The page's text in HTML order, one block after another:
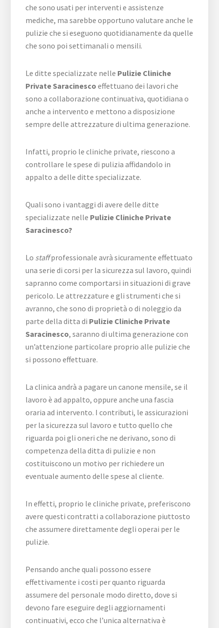
che sono usati per interventi e assistenze
mediche, ma sarebbe opportuno valutare anche le
pulizie che si eseguono quotidianamente da quelle
che sono poi settimanali o mensili.
Le ditte specializzate nelle Pulizie Cliniche
Private Saracinesco effettuano dei lavori che
sono a collaborazione continuativa, quotidiana o
anche a intervento e mettono a disposizione
sempre delle attrezzature di ultima generazione.
Infatti, proprio le cliniche private, riescono a
controllare le spese di pulizia affidandolo in
appalto a delle ditte specializzate.
Quali sono i vantaggi di avere delle ditte
specializzate nelle Pulizie Cliniche Private
Saracinesco?
Lo staffprofessionale avrà sicuramente effettuato
una serie di corsi per la sicurezza sul lavoro, quindi
sapranno come comportarsi in situazioni di grave
pericolo. Le attrezzature e gli strumenti che si
avranno, che sono di proprietà o di noleggio da
parte della ditta di Pulizie Cliniche Private
Saracinesco, saranno di ultima generazione con
un’attenzione particolare proprio alle pulizie che
si possono effettuare.
La clinica andrà a pagare un canone mensile, se il
lavoro è ad appalto, oppure anche una fascia
oraria ad intervento. I contributi, le assicurazioni
per la sicurezza sul lavoro e tutto quello che
riguarda poi gli oneri che ne derivano, sono di
competenza della ditta di pulizie e non
costituiscono un motivo per richiedere un
eventuale aumento delle spese al cliente.
In effetti, proprio le cliniche private, preferiscono
avere questi contratti a collaborazione piuttosto
che assumere direttamente degli operai per le
pulizie.
Pensando anche quali possono essere
effettivamente i costi per quanto riguarda
assumere del personale modo diretto, dove si
devono fare eseguire degli aggiornamenti
continuativi, ecco che l’unica alternativa è